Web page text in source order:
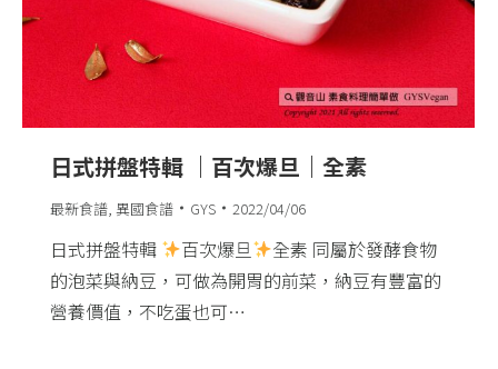
日式拼盤特輯 ｜百次爆旦｜全素
最新食譜 異國食譜 GYS 2022/04/06
日式拼盤特輯 百次爆旦
全素 同屬於發酵食物
的泡菜與納豆，可做為開胃的前菜，納豆有豐富的
營養價值，不吃蛋也可…